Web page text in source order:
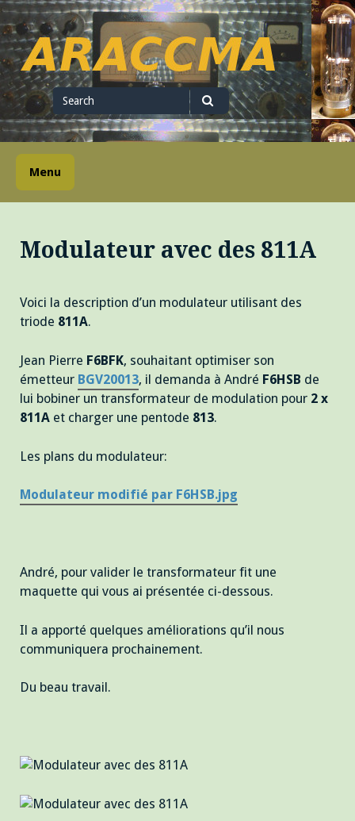
Skip
to
content
ARACCMA
Search
for
Search
Menu
Modulateur avec des 811A
Voici la description d’un modulateur utilisant des
triode 811A.
Jean Pierre F6BFK, souhaitant optimiser son
émetteur BGV20013, il demanda à André F6HSB de
lui bobiner un transformateur de modulation pour 2 x
811A et charger une pentode 813.
Les plans du modulateur:
Modulateur modifié par F6HSB.jpg
André, pour valider le transformateur fit une
maquette qui vous ai présentée ci-dessous.
Il a apporté quelques améliorations qu’il nous
communiquera prochainement.
Du beau travail.